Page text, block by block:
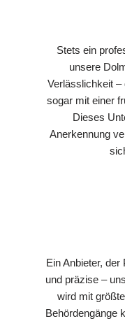
Stets ein
unsere
Verlässlichkeit –
sogar mit einer
Dieses
Anerkennung
Ein Anbieter,
und präzise –
wird mit
Behördengänge